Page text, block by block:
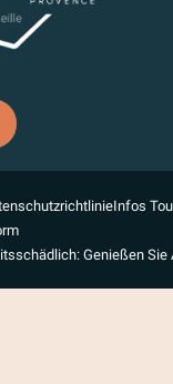
Infos
Genießen Sie